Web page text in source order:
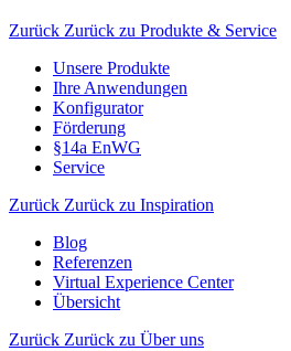
Zurück Zurück zu Produkte & Service
Unsere Produkte
Ihre Anwendungen
Konfigurator
Förderung
§14a EnWG
Service
Zurück Zurück zu Inspiration
Blog
Referenzen
Virtual Experience Center
Übersicht
Zurück Zurück zu Über uns